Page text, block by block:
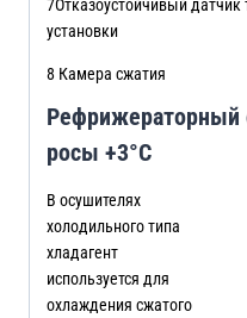
7Отказоустойчивый
установки
8 Камера сжатия
Рефрижераторный
росы +3°C
В осушителях
холодильного типа
хладагент
используется для
охлаждения сжатого